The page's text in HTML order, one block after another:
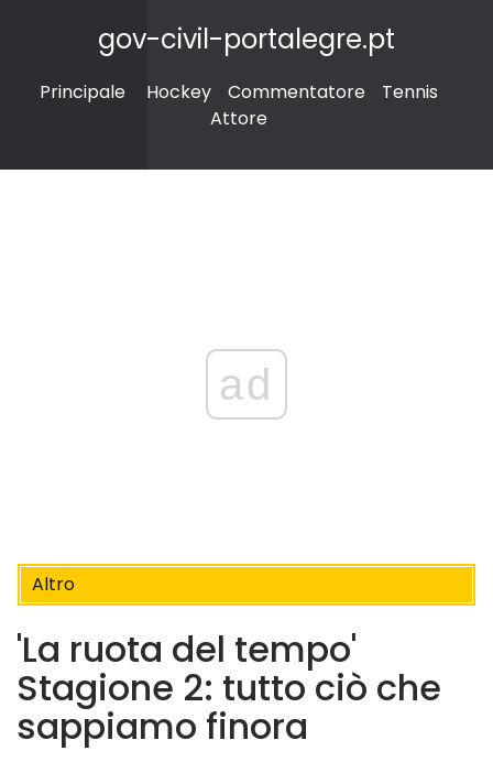
gov-civil-portalegre.pt
Principale Hockey Commentatore
Tennis
Attore
ad
Altro
'La ruota del tempo'
Stagione 2: tutto ciò che
sappiamo finora